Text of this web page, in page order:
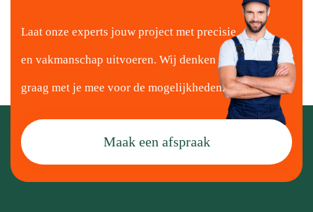
Laat onze experts jouw project met precisie
en vakmanschap uitvoeren. Wij denken
graag met je mee voor de mogelijkheden.
Maak een afspraak